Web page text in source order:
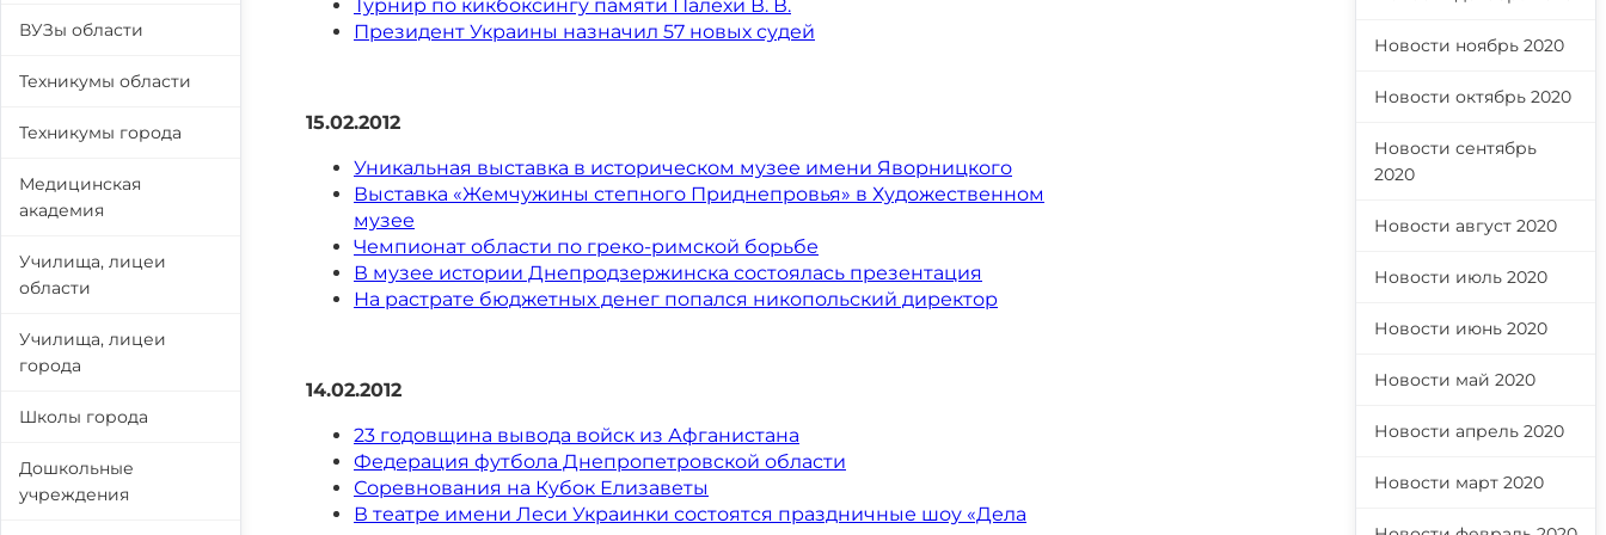
Турнир по кикбоксингу памяти Палехи В. В.
Президент Украины назначил 57 новых судей
15.02.2012
Уникальная выставка в историческом музее имени Яворницкого
Выставка «Жемчужины степного Приднепровья» в Художественном
музее
Чемпионат области по греко-римской борьбе
В музее истории Днепродзержинска состоялась презентация
На растрате бюджетных денег попался никопольский директор
14.02.2012
23 годовщина вывода войск из Афганистана
Федерация футбола Днепропетровской области
Соревнования на Кубок Елизаветы
В театре имени Леси Украинки состоятся праздничные шоу «Дела
ВУЗы области
Техникумы области
Техникумы города
Медицинская
академия
Училища, лицеи
области
Училища, лицеи
города
Школы города
Дошкольные
учреждения
Новости ноябрь 2020
Новости октябрь 2020
Новости сентябрь
2020
Новости август 2020
Новости июль 2020
Новости июнь 2020
Новости май 2020
Новости апрель 2020
Новости март 2020